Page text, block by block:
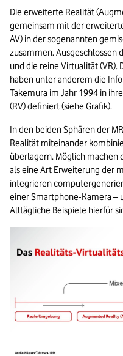
Die erweiterte Realität
gemeinsam mit der
AV) in der sogenannten
zusammen. Ausgeschlossen
und die reine Virtualität (VR).
haben unter anderem die
Takemura im Jahr 1994 in
(RV) definiert (siehe Grafik).
In den beiden Sphären der
Realität miteinander
überlagern. Möglich machen
als eine Art Erweiterung der
integrieren
einer Smartphone-Kamera –
Alltägliche Beispiele hierfür